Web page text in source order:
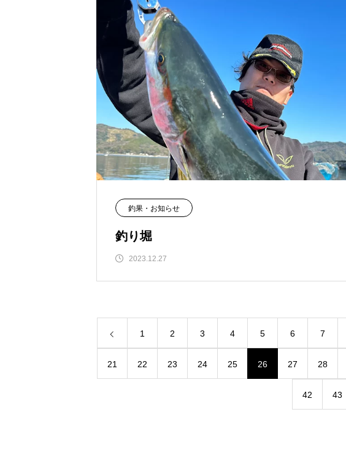
釣果・お知らせ
釣り堀
2023.12.27
1 2 3 4 5 6 7
21 22 23 24 25 26 27 28
42 43